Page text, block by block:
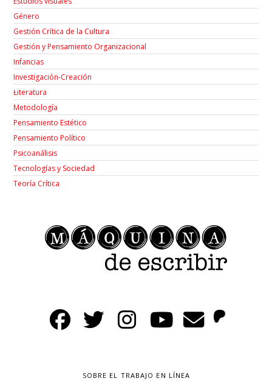
Género
Gestión Crítica de la Cultura
Gestión y Pensamiento Organizacional
Infancias
Investigación-Creación
Łiteratura
Metodología
Pensamiento Estético
Pensamiento Político
Psicoanálisis
Tecnologías y Sociedad
Teoría Crítica
SOBRE EL TRABAJO EN LÍNEA